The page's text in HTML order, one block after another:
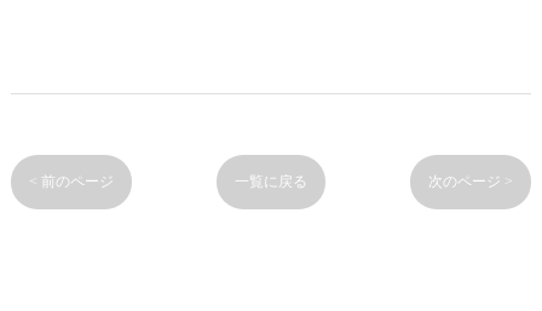
< 前のページ 一覧に戻る 次のページ >